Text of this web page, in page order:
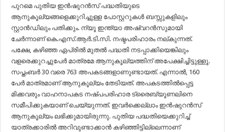
പുറമെ പുതിയ ഇന്‍ഷുറന്‍സ് പദ്ധതിയുടെ
ആനുകൂല്യങ്ങളെക്കുറിച്ചുള്ള പോസ്റ്ററുകള്‍ ബസ്സുകളിലും
സ്റ്റാന്‍ഡിലും പതിക്കും. ന്യൂ ഇന്ത്യാ അഷ്വറന്‍സുമായി
ചേര്‍ന്നാണ് കെ.എസ്.ആര്‍.ടി.സി. നഷ്ടപരിഹാരം നല്കുന്നത്.
പക്ഷേ, കഴിഞ്ഞ ഏപ്രില്‍ മുതല്‍ പദ്ധതി നടപ്പാക്കിയെങ്കിലും
വളരെക്കുറച്ചുപേര്‍ മാത്രമേ ആനുകൂല്യത്തിന് അപേക്ഷിച്ചിട്ടുള്ളൂ.
സപ്തംബര്‍ 30 വരെ 763 അപകടങ്ങളാണുണ്ടായത്. എന്നാല്‍, 160
പേര്‍ മാത്രമാണ് ആനുകൂല്യം തേടിയത്. അപകടത്തില്‍പ്പെട്ട
മിക്കവരും വാഹനാപകട നഷ്പപരിഹാര ട്രൈബ്യൂണലിനെ
സമീപിക്കുകയാണ് ചെയ്യുന്നത്. ഇവര്‍ക്കെല്ലാം ഇന്‍ഷുറന്‍സ്
ആനുകൂല്യം ലഭിക്കുമായിരുന്നു. പുതിയ പദ്ധതിയെക്കുറിച്ച്
യാത്രക്കാരില്‍ അറിവുണ്ടാക്കാന്‍ കഴിഞ്ഞിട്ടില്ലെന്നാണ്